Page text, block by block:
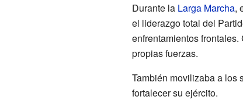
Durante la Larga Marcha,
el liderazgo total del
enfrentamientos
propias fuerzas.
También movilizaba a los
fortalecer su ejército.